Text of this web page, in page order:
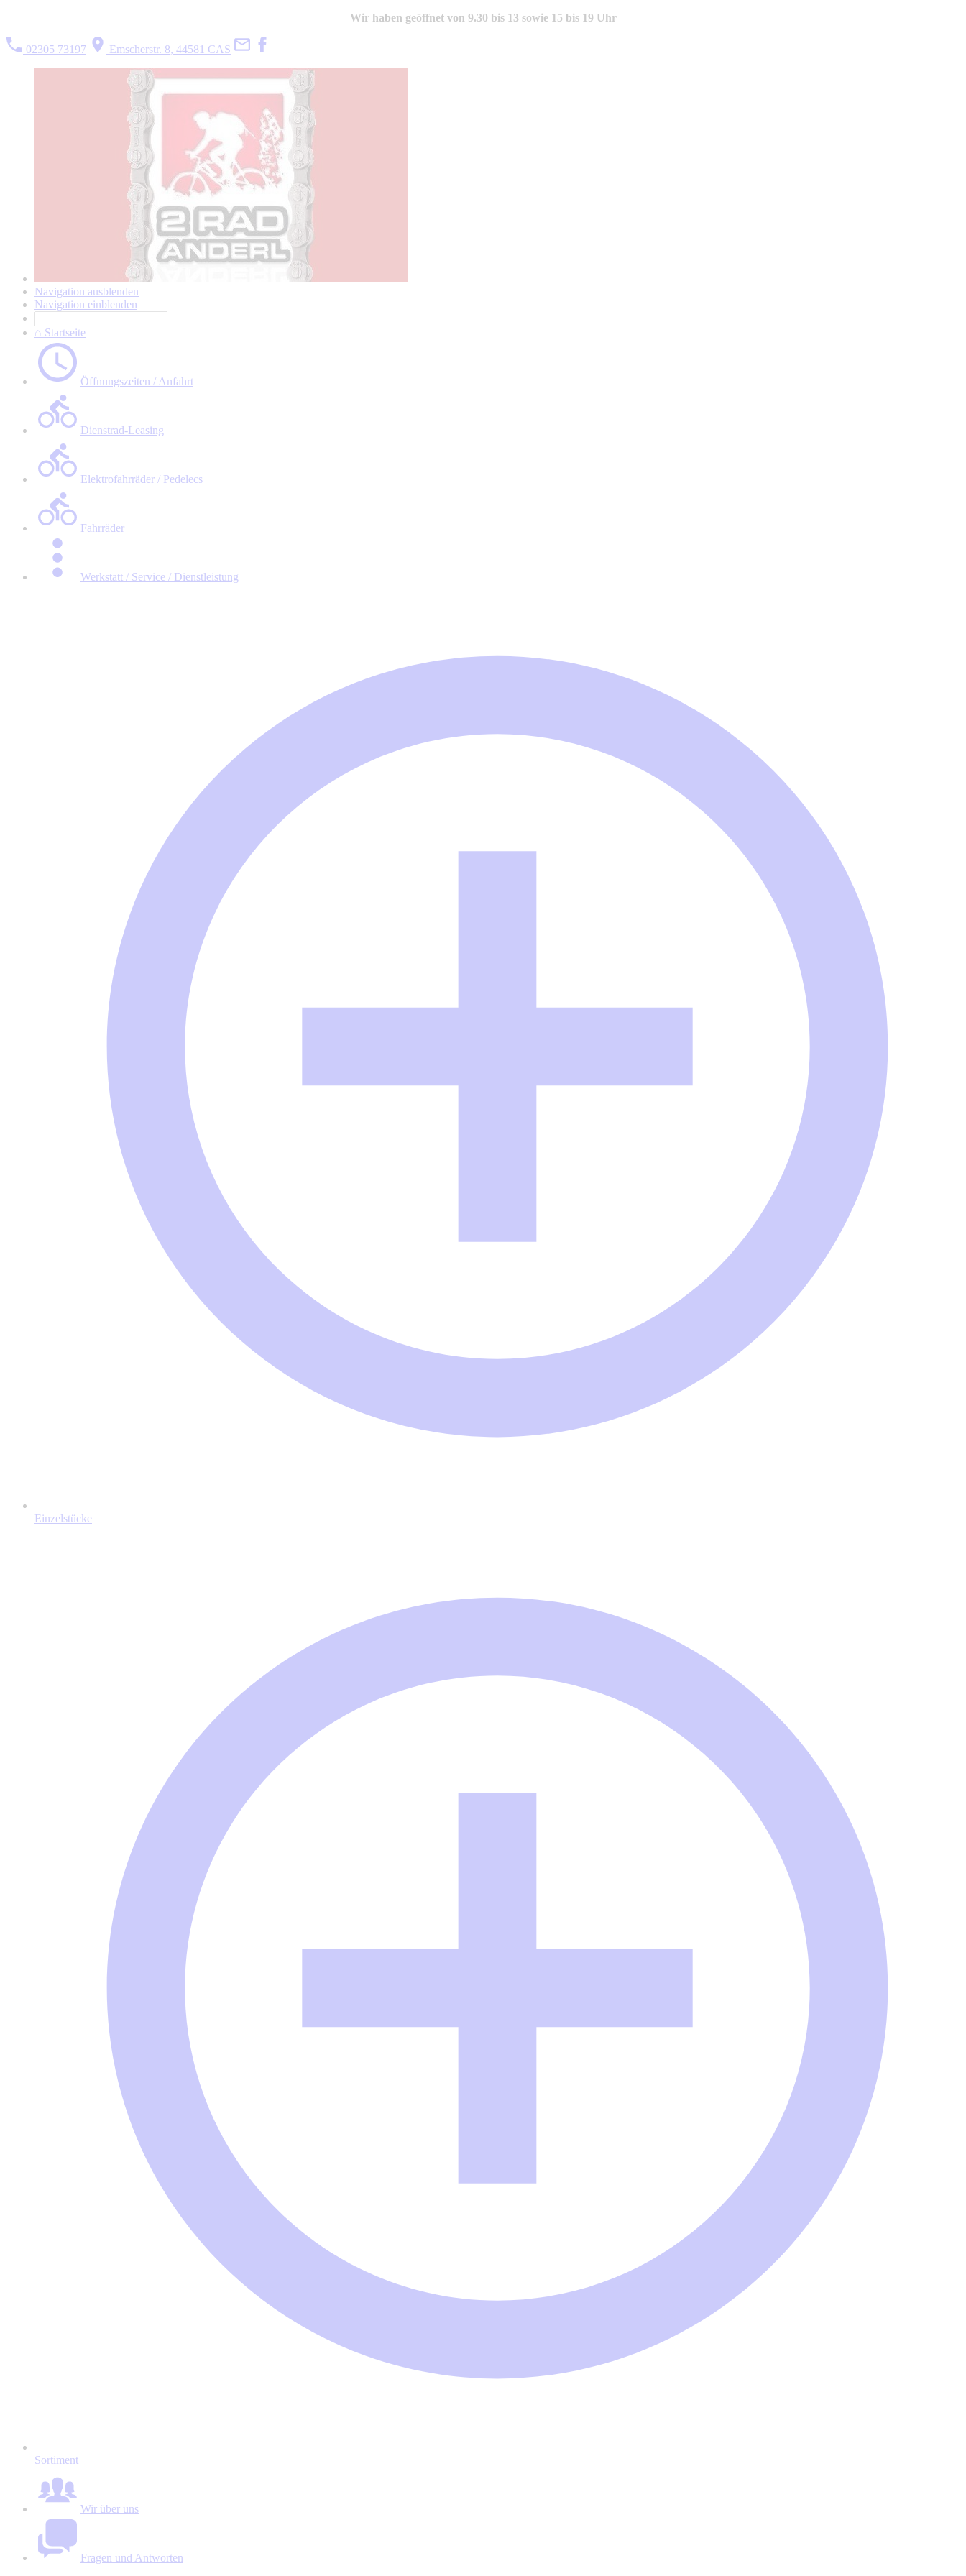
Wir haben geöffnet von 9.30 bis 13 sowie 15 bis 19 Uhr
02305 73197 Emscherstr. 8, 44581 CAS
Navigation ausblenden
Navigation einblenden
⌂ Startseite
Öffnungszeiten / Anfahrt
Dienstrad-Leasing
Elektrofahrräder / Pedelecs
Fahrräder
Werkstatt / Service / Dienstleistung
Einzelstücke
Sortiment
Wir über uns
Fragen und Antworten